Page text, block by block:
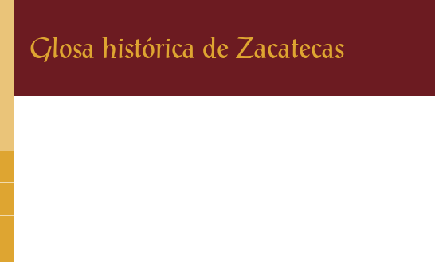
Glosa histórica de Zacatecas